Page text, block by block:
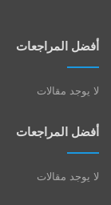
أفضل المراجعات
لا يوجد مقالات
أفضل المراجعات
لا يوجد مقالات